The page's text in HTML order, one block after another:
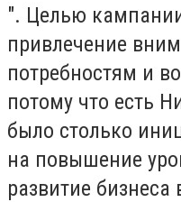
". Целью
привлечение
потребностям и
потому что есть
было столько
на повышение
развитие